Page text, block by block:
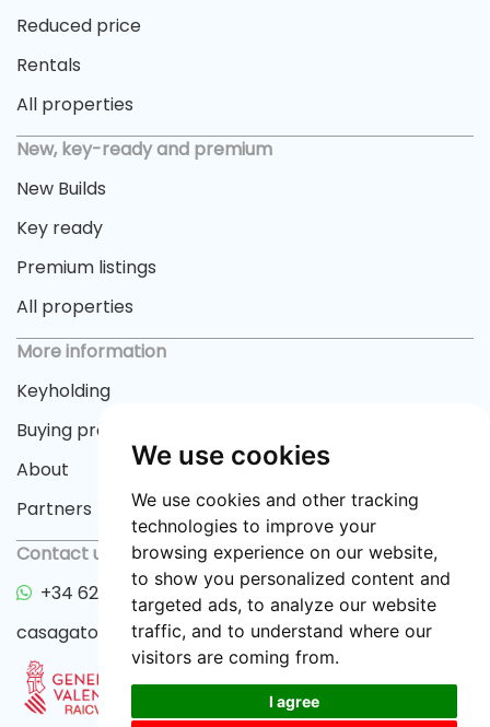
We use cookies
We use cookies and other tracking
technologies to improve your
browsing experience on our website,
to show you personalized content and
targeted ads, to analyze our website
traffic, and to understand where our
visitors are coming from.
I agree
Reduced price
Rentals
All properties
New, key-ready and premium
New Builds
Key ready
Premium listings
All properties
More information
Keyholding
Buying process
About
Partners
Contact us
+34 622 33 55 82
casagator@gmail.com